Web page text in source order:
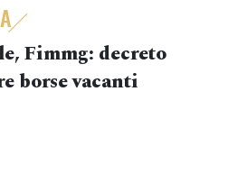
Fimmg: decreto
borse vacanti